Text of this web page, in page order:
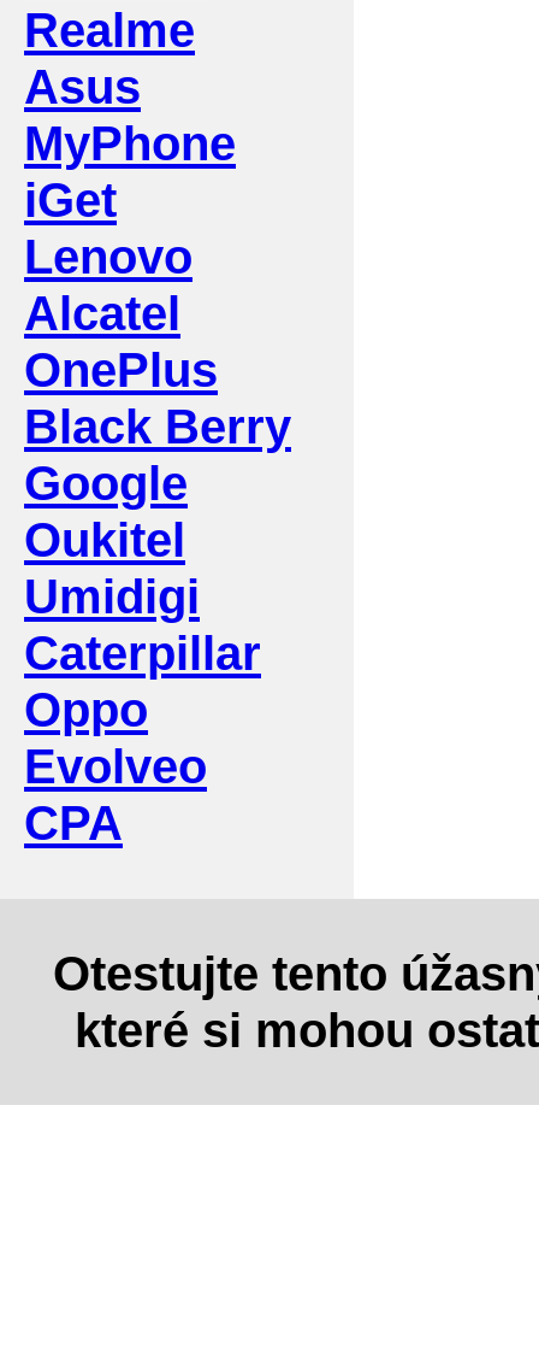
Realme
Asus
MyPhone
iGet
Lenovo
Alcatel
OnePlus
Black Berry
Google
Oukitel
Umidigi
Caterpillar
Oppo
Evolveo
CPA
Otestujte tento
které si mohou